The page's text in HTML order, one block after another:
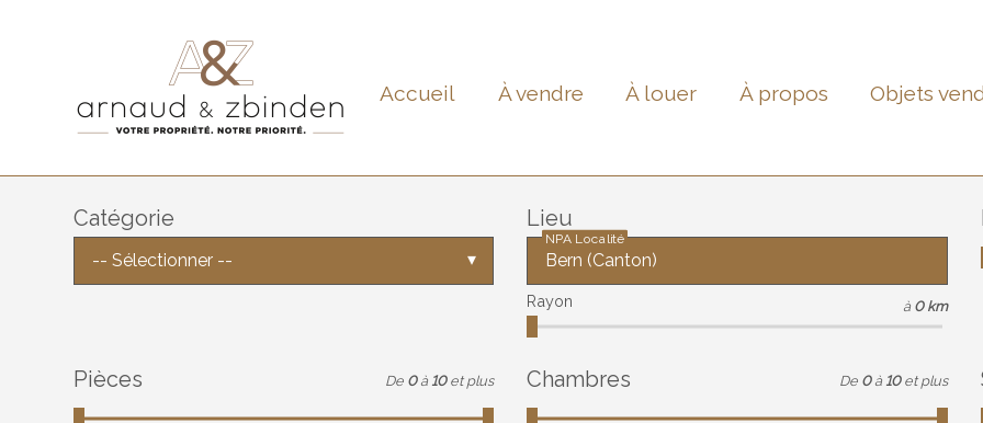
Accueil À vendre À louer À propos Objets
Catégorie
-- Sélectionner --
Lieu
NPA Localité
Rayon à 0 km
Pièces De 0 à 10 et plus Chambres De 0 à 10 et plus